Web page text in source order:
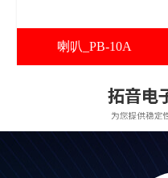
喇叭_PB-10A